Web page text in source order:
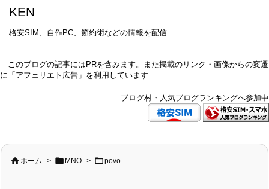
KEN
格安SIM、自作PC、節約術などの情報を配信
このブログの記事にはPRを含みます。また掲載のリンク・画像からの変遷
に「アフェリエト広告」を利用しています
ブログ村・人気ブログランキングへ参加中
 ホーム >  MNO > povo